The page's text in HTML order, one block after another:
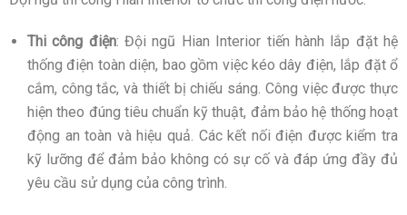
Thi công điện: Đội ngũ Hian Interior tiến hành lắp đặt hệ
thống điện toàn diện, bao gồm việc kéo dây điện, lắp đặt ổ
cắm, công tắc, và thiết bị chiếu sáng. Công việc được thực
hiện theo đúng tiêu chuẩn kỹ thuật, đảm bảo hệ thống hoạt
động an toàn và hiệu quả. Các kết nối điện được kiểm tra
kỹ lưỡng để đảm bảo không có sự cố và đáp ứng đầy đủ
yêu cầu sử dụng của công trình.